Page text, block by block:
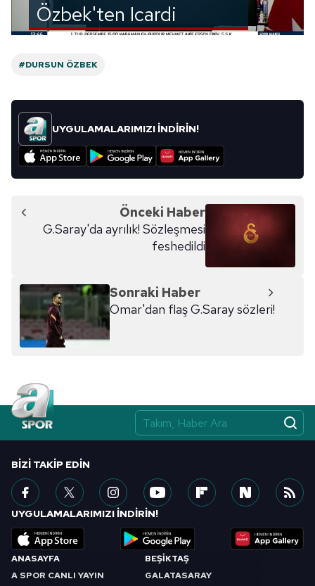
Özbek'ten Icardi
sözleri! "Kulp takmaya
çalışıyorlar"
#DURSUN ÖZBEK
UYGULAMALARIMIZI İNDİRİN!
Önceki Haber
G.Saray'da ayrılık! Sözleşmesi
feshedildi
Sonraki Haber
Omar'dan flaş G.Saray sözleri!
ANASAYFA
A SPOR CANLI YAYIN
BEŞİKTAŞ
GALATASARAY
BIZI TAKIP EDIN
UYGULAMALARIMIZI İNDİRİN!